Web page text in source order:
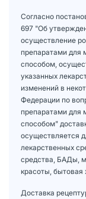
Согласно
697 "Об
осуществление
препаратами для
способом,
указанных
изменений в
Федерации по
препаратами для
способом"
осуществляется
лекарственных
средства, БАДы,
красоты,
Доставка